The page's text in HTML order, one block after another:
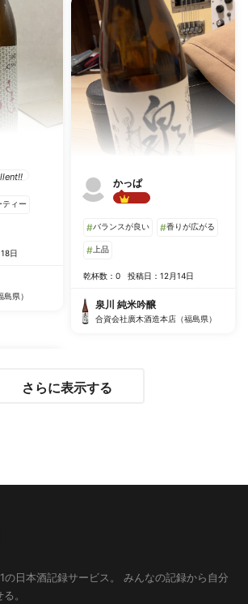
ティー
日
県）
かっぱ
#バランスが良い #香りが広がる
# 上品
乾杯数：0 投稿日：12月14日
泉川 純米吟醸
合資会社廣木酒造本店（福島県）
さらに表示する
日本酒記録サービス。
みんなの記録から自分
。